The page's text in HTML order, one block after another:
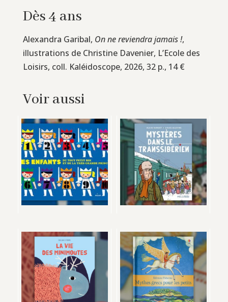
Dès 4 ans
Alexandra Garibal, On ne reviendra jamais !,
illustrations de Christine Davenier, L’Ecole des
Loisirs, coll. Kaléidoscope, 2026, 32 p., 14 €
Voir aussi